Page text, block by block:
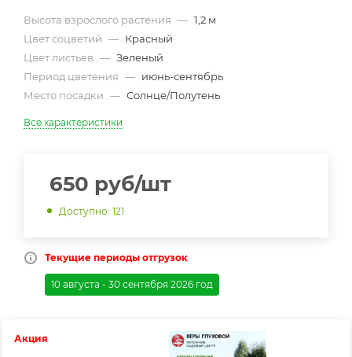
Высота взрослого растения — 1,2 м
Цвет соцветий — Красный
Цвет листьев — Зеленый
Период цветения — июнь-сентябрь
Место посадки — Солнце/Полутень
Все характеристики
650 руб/шт
Доступно: 121
Текущие периоды отгрузок
10 августа - 30 сентября 2026 год
Акция